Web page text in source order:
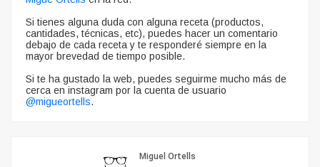
Si tienes alguna duda con alguna receta (productos,
cantidades, técnicas, etc), puedes hacer un comentario
debajo de cada receta y te responderé siempre en la
mayor brevedad de tiempo posible.
Si te ha gustado la web, puedes seguirme mucho más de
cerca en instagram por la cuenta de usuario
@migueortells.